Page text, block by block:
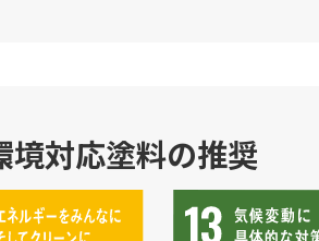
対応塗料の推奨